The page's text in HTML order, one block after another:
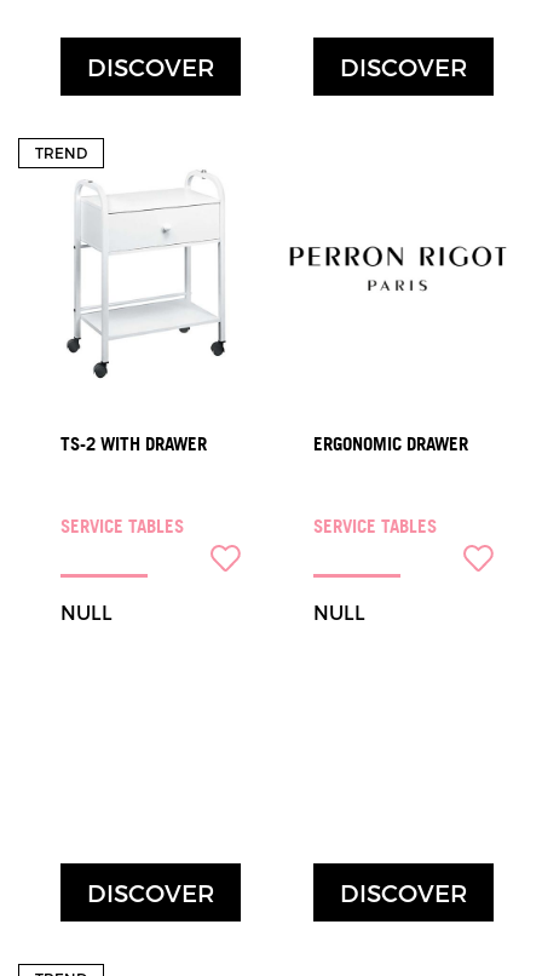
DISCOVER DISCOVER
TREND
TS-2 WITH DRAWER
SERVICE TABLES
NULL
DISCOVER
ERGONOMIC DRAWER
SERVICE TABLES
NULL
DISCOVER